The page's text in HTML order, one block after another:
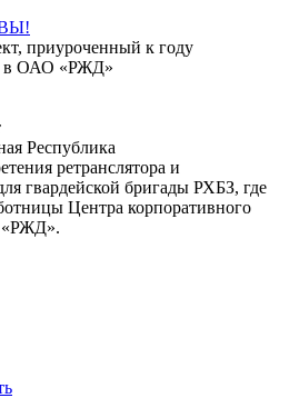
приуроченный к году
в ОАО «РЖД»
Республика
ретранслятора и
гвардейской бригады РХБЗ, где
Центра корпоративного
«РЖД».